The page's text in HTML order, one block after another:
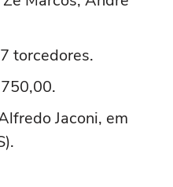
torcedores.
Jaconi, em